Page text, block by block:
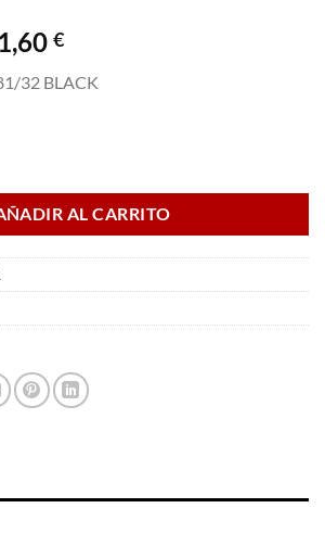
€El
actual
32 BLACK
AL CARRITO